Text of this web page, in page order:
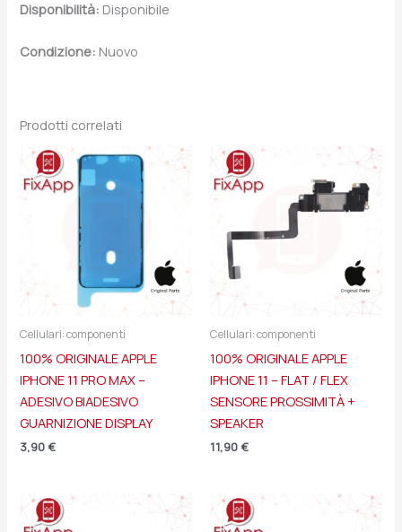
Disponibilità: Disponibile
Condizione: Nuovo
Prodotti correlati
Cellulari: componenti
100% ORIGINALE APPLE
IPHONE 11 PRO MAX –
ADESIVO BIADESIVO
GUARNIZIONE DISPLAY
3,90 €
Cellulari: componenti
100% ORIGINALE APPLE
IPHONE 11 – FLAT / FLEX
SENSORE PROSSIMITÀ +
SPEAKER
11,90 €